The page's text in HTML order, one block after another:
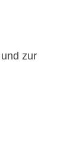
zur